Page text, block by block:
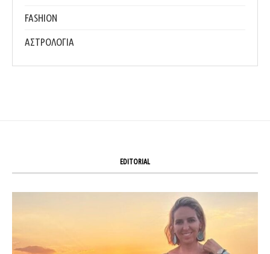
FASHION
ΑΣΤΡΟΛΟΓΙΑ
EDITORIAL